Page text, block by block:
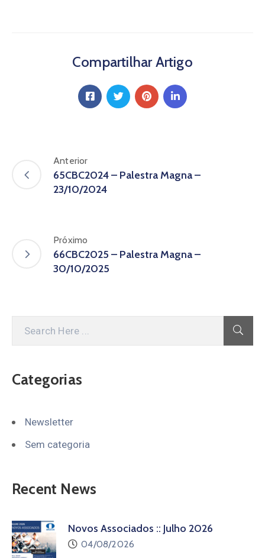
Compartilhar Artigo
Anterior
65CBC2024 – Palestra Magna –
23/10/2024
Próximo
66CBC2025 – Palestra Magna –
30/10/2025
Categorias
Newsletter
Sem categoria
Recent News
Novos Associados :: Julho 2026
04/08/2026